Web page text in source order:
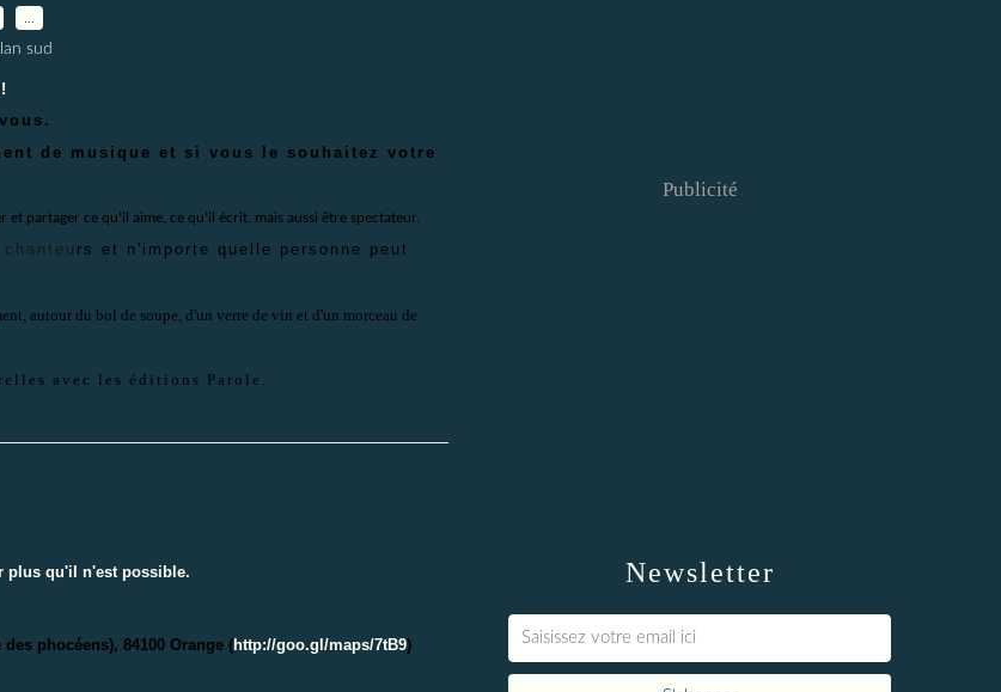
sud
de musique et si vous le souhaitez votre
partager ce qu’il aime, ce qu’il écrit, mais aussi être spectateur.
chanteu rs et n'importe quelle personne peut
autour du bol de soupe, d'un verre de vin et d'un morceau de
avec les éditions Parole.
plus qu'il n'est possible.
phocéens), 84100 Orange (http://goo.gl/maps/7tB9)
Newsletter
Publicité